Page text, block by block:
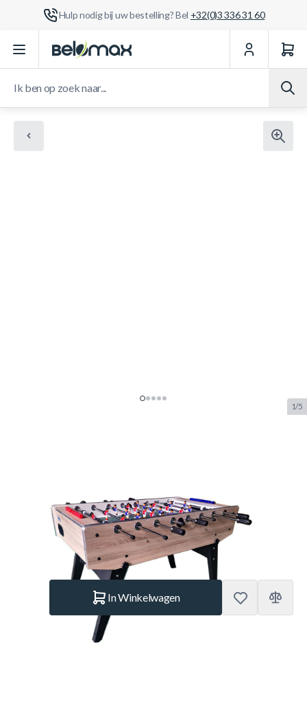
Hulp nodig bij uw bestelling? Bel +32(0)3 336 31 60
Ga naar de inhoud
1/5
Wood
TT.VC0212 Merk:TopTable
Op voorraad
In Winkelwagen